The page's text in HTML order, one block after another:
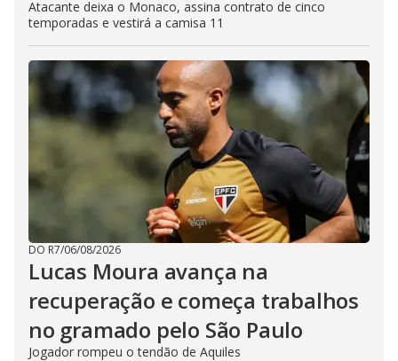
Atacante deixa o Monaco, assina contrato de cinco
temporadas e vestirá a camisa 11
DO R7/06/08/2026
Lucas Moura avança na
recuperação e começa trabalhos
no gramado pelo São Paulo
Jogador rompeu o tendão de Aquiles